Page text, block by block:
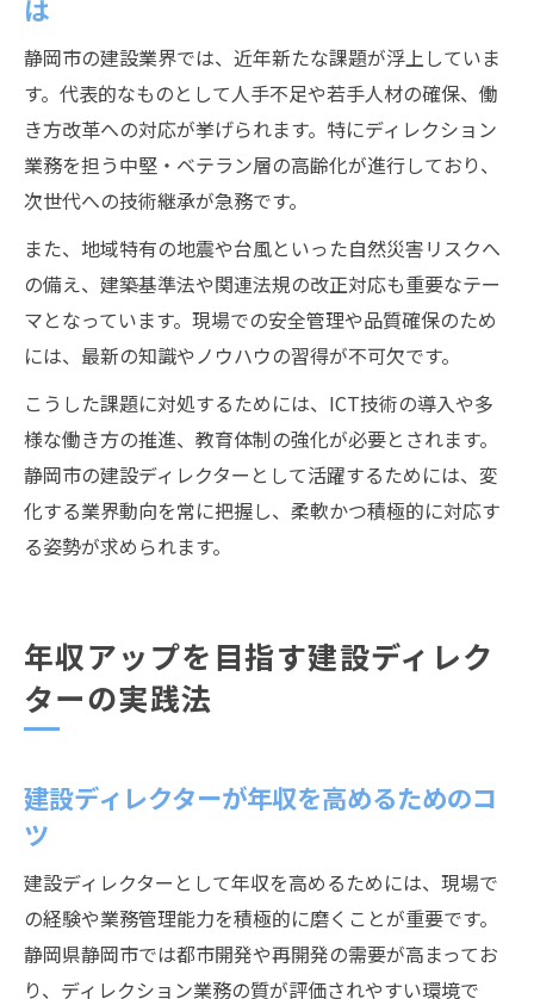
は
静岡市の建設業界では、近年新たな課題が浮上していま
す。代表的なものとして人手不足や若手人材の確保、働
き方改革への対応が挙げられます。特にディレクション
業務を担う中堅・ベテラン層の高齢化が進行しており、
次世代への技術継承が急務です。
また、地域特有の地震や台風といった自然災害リスクへ
の備え、建築基準法や関連法規の改正対応も重要なテー
マとなっています。現場での安全管理や品質確保のため
には、最新の知識やノウハウの習得が不可欠です。
こうした課題に対処するためには、ICT技術の導入や多
様な働き方の推進、教育体制の強化が必要とされます。
静岡市の建設ディレクターとして活躍するためには、変
化する業界動向を常に把握し、柔軟かつ積極的に対応す
る姿勢が求められます。
年収アップを目指す建設ディレク
ターの実践法
建設ディレクターが年収を高めるためのコ
ツ
建設ディレクターとして年収を高めるためには、現場で
の経験や業務管理能力を積極的に磨くことが重要です。
静岡県静岡市では都市開発や再開発の需要が高まってお
り、ディレクション業務の質が評価されやすい環境で